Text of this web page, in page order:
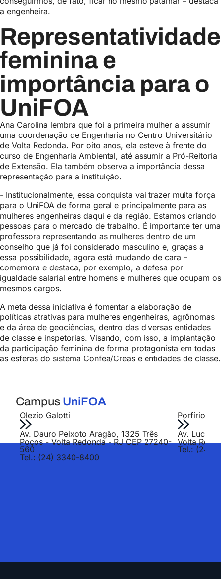
a engenheira.
Representatividade
feminina e
importância para o
UniFOA
Ana Carolina lembra que foi a primeira mulher a assumir
uma coordenação de Engenharia no Centro Universitário
de Volta Redonda. Por oito anos, ela esteve à frente do
curso de Engenharia Ambiental, até assumir a Pró-Reitoria
de Extensão. Ela também observa a importância dessa
representação para a instituição.
- Institucionalmente, essa conquista vai trazer muita força
para o UniFOA de forma geral e principalmente para as
mulheres engenheiras daqui e da região. Estamos criando
pessoas para o mercado de trabalho. É importante ter uma
professora representando as mulheres dentro de um
conselho que já foi considerado masculino e, graças a
essa possibilidade, agora está mudando de cara –
comemora e destaca, por exemplo, a defesa por
igualdade salarial entre homens e mulheres que ocupam os
mesmos cargos.
A meta dessa iniciativa é fomentar a elaboração de
políticas atrativas para mulheres engenheiras, agrônomas
e da área de geociências, dentro das diversas entidades
de classe e inspetorias. Visando, com isso, a implantação
da participação feminina de forma protagonista em todas
as esferas do sistema Confea/Creas e entidades de classe.
Campus UniFOA
Olezio Galotti
Av. Dauro Peixoto Aragão, 1325 Três
Poços - Volta Redonda - RJ CEP 27240-
560
Tel.: (24) 3340-8400
Porfírio
Av. Lucas
Volta
Tel.: (24)